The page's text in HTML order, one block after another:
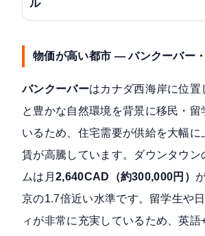
ル
物価が高い都市 — バンクーバー
バンクーバーはカナダ西海岸に位置
と豊かな自然環境を背景に移民・留
いるため、住宅需要が供給を大幅に
賃が高騰しています。ダウンタウン
ムは月 2,640CAD（約300,000円）
京の1.7倍近い水準です。留学生や
ィが非常に充実しているため、英語